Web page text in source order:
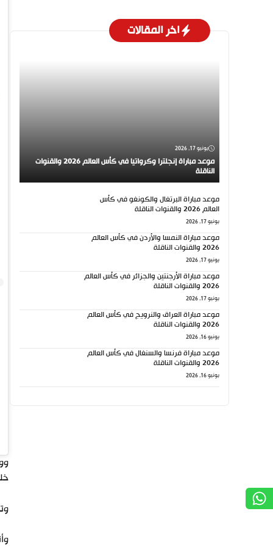
اخر المقالات
يونيو 17, 2026
موعد مباراة إنجلترا وكرواتيا في كأس العالم 2026 والقنوات
الناقلة
موعد مباراة البرتغال والكونغو في كأس
العالم 2026 والقنوات الناقلة
يونيو 17, 2026
موعد مباراة النمسا والأردن في كأس العالم
2026 والقنوات الناقلة
يونيو 17, 2026
موعد مباراة الأرجنتين والجزائر في كأس العالم
2026 والقنوات الناقلة
يونيو 17, 2026
موعد مباراة العراق والنرويج في كأس العالم
2026 والقنوات الناقلة
يونيو 16, 2026
موعد مباراة فرنسا والسنغال في كأس العالم
2026 والقنوات الناقلة
يونيو 16, 2026